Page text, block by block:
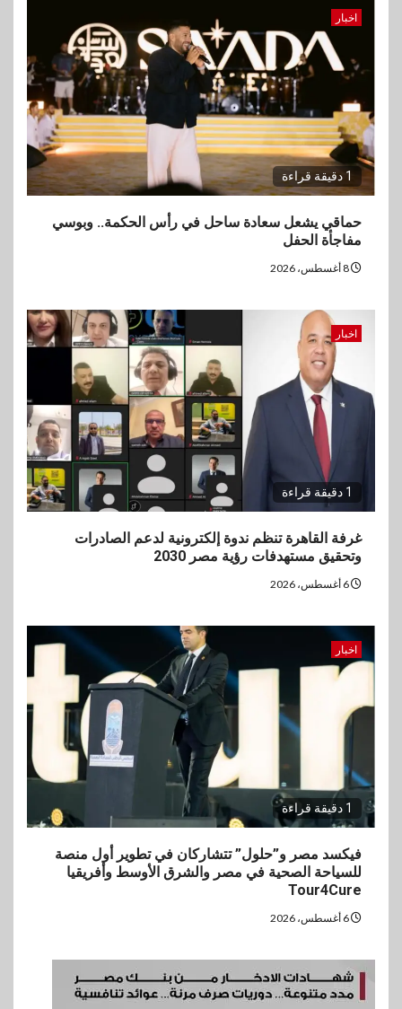
اخبار
1 دقيقة قراءة
حماقي يشعل سعادة ساحل في رأس الحكمة.. وبوسي
مفاجأة الحفل
اخبار
1 دقيقة قراءة
غرفة القاهرة تنظم ندوة إلكترونية لدعم الصادرات
وتحقيق مستهدفات رؤية مصر 2030
اخبار
1 دقيقة قراءة
فيكسد مصر و”حلول” تتشاركان في تطوير أول منصة
للسياحة الصحية في مصر والشرق الأوسط وأفريقيا
Tour4Cure